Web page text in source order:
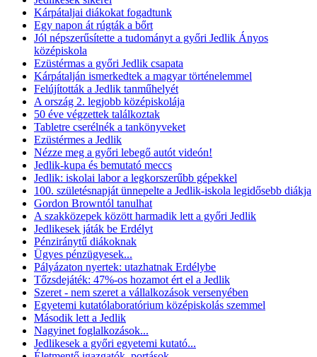
Kárpátaljai diákokat fogadtunk
Egy napon át rúgták a bőrt
Jól népszerűsítette a tudományt a győri Jedlik Ányos
középiskola
Ezüstérmas a győri Jedlik csapata
Kárpátalján ismerkedtek a magyar történelemmel
Felújították a Jedlik tanműhelyét
A ország 2. legjobb középiskolája
50 éve végzettek találkoztak
Tabletre cserélnék a tankönyveket
Ezüstérmes a Jedlik
Nézze meg a győri lebegő autót videón!
Jedlik-kupa és bemutató meccs
Jedlik: iskolai labor a legkorszerűbb gépekkel
100. születésnapját ünnepelte a Jedlik-iskola legidősebb diákja
Gordon Browntól tanulhat
A szakközepek között harmadik lett a győri Jedlik
Jedlikesek játák be Erdélyt
Pénziránytű diákoknak
Ügyes pénzügyesek...
Pályázaton nyertek: utazhatnak Erdélybe
Tőzsdejáték: 47%-os hozamot ért el a Jedlik
Szeret - nem szeret a vállalkozások versenyében
Egyetemi kutatólaboratórium középiskolás szemmel
Második lett a Jedlik
Nagyinet foglalkozások...
Jedlikesek a győri egyetemi kutató...